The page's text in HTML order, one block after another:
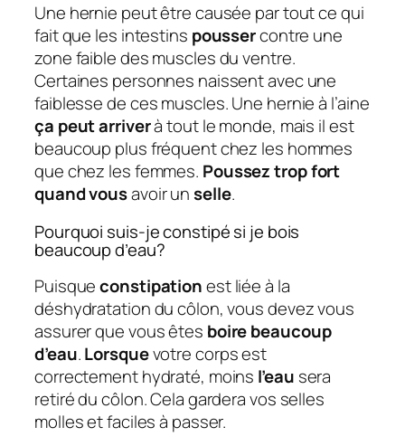
Une hernie peut être causée par tout ce qui
fait que les intestins poussercontre une
zone faible des muscles du ventre.
Certaines personnes naissent avec une
faiblesse de ces muscles. Une hernie à l’aine
ça peut arriverà tout le monde, mais il est
beaucoup plus fréquent chez les hommes
que chez les femmes. Poussez trop fort
quand vousavoir unselle.
Pourquoi suis-je constipé si je bois
beaucoup d’eau?
Puisqueconstipationest liée à la
déshydratation du côlon, vous devez vous
assurer que vous êtes boire beaucoup
d’eau.Lorsquevotre corps est
correctement hydraté, moins l’eau sera
retiré du côlon. Cela gardera vos selles
molles et faciles à passer.